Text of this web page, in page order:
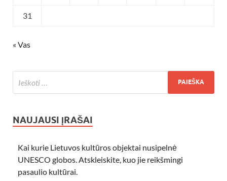
31
« Vas
NAUJAUSI ĮRAŠAI
Kai kurie Lietuvos kultūros objektai nusipelnė
UNESCO globos. Atskleiskite, kuo jie reikšmingi
pasaulio kultūrai.